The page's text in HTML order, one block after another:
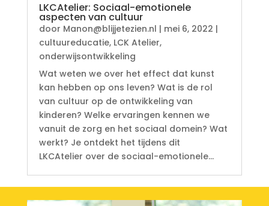
LKCAtelier: Sociaal-emotionele
aspecten van cultuur
door Manon@blijjetezien.nl | mei 6, 2022 |
cultuureducatie, LCK Atelier,
onderwijsontwikkeling
Wat weten we over het effect dat kunst
kan hebben op ons leven? Wat is de rol
van cultuur op de ontwikkeling van
kinderen? Welke ervaringen kennen we
vanuit de zorg en het sociaal domein? Wat
werkt? Je ontdekt het tijdens dit
LKCAtelier over de sociaal-emotionele...